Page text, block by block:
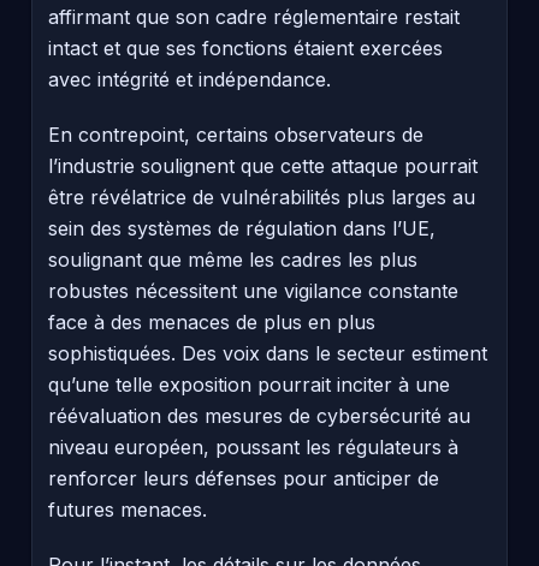
affirmant que son cadre réglementaire restait
intact et que ses fonctions étaient exercées
avec intégrité et indépendance.
En contrepoint, certains observateurs de
l’industrie soulignent que cette attaque pourrait
être révélatrice de vulnérabilités plus larges au
sein des systèmes de régulation dans l’UE,
soulignant que même les cadres les plus
robustes nécessitent une vigilance constante
face à des menaces de plus en plus
sophistiquées. Des voix dans le secteur estiment
qu’une telle exposition pourrait inciter à une
réévaluation des mesures de cybersécurité au
niveau européen, poussant les régulateurs à
renforcer leurs défenses pour anticiper de
futures menaces.